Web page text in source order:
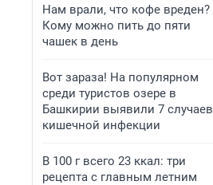
Нам врали, что кофе вреден?
Кому можно пить до пяти
чашек в день
Вот зараза! На популярном
среди туристов озере в
Башкирии выявили 7 случаев
кишечной инфекции
В 100 г всего 23 ккал: три
рецепта с главным летним